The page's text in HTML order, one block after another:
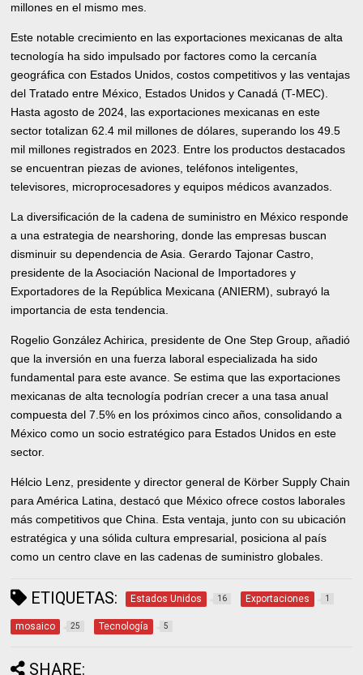
millones en el mismo mes.
Este notable crecimiento en las exportaciones mexicanas de alta
tecnología ha sido impulsado por factores como la cercanía
geográfica con Estados Unidos, costos competitivos y las ventajas
del Tratado entre México, Estados Unidos y Canadá (T-MEC).
Hasta agosto de 2024, las exportaciones mexicanas en este
sector totalizan 62.4 mil millones de dólares, superando los 49.5
mil millones registrados en 2023. Entre los productos destacados
se encuentran piezas de aviones, teléfonos inteligentes,
televisores, microprocesadores y equipos médicos avanzados.
La diversificación de la cadena de suministro en México responde
a una estrategia de nearshoring, donde las empresas buscan
disminuir su dependencia de Asia. Gerardo Tajonar Castro,
presidente de la Asociación Nacional de Importadores y
Exportadores de la República Mexicana (ANIERM), subrayó la
importancia de esta tendencia.
Rogelio González Achirica, presidente de One Step Group, añadió
que la inversión en una fuerza laboral especializada ha sido
fundamental para este avance. Se estima que las exportaciones
mexicanas de alta tecnología podrían crecer a una tasa anual
compuesta del 7.5% en los próximos cinco años, consolidando a
México como un socio estratégico para Estados Unidos en este
sector.
Hélcio Lenz, presidente y director general de Körber Supply Chain
para América Latina, destacó que México ofrece costos laborales
más competitivos que China. Esta ventaja, junto con su ubicación
estratégica y una sólida cultura empresarial, posiciona al país
como un centro clave en las cadenas de suministro globales.
ETIQUETAS: Estados Unidos 16 Exportaciones 1
mosaico 25 Tecnología 5
SHARE: